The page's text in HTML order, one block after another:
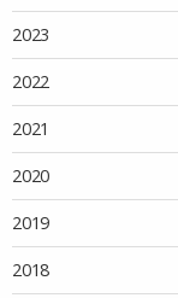
2023
2022
2021
2020
2019
2018